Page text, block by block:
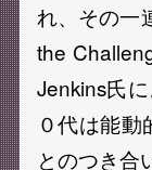
れ、その一
the
Jenkins氏
０代は能
とのつき合